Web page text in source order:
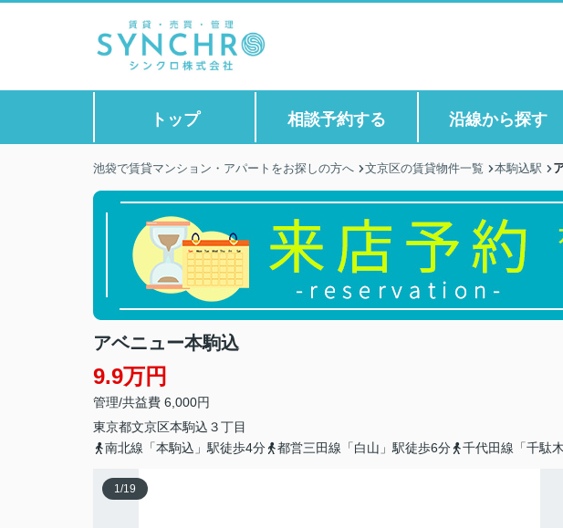
トップ 相談予約する 沿線から探す
池袋で賃貸マンション・アパートをお探しの方へ 文京区の賃貸物件一覧 本駒込駅
アベニュー本駒込
9.9万円
管理/共益費 6,000円
東京都文京区本駒込 ３丁目
南北線「本駒込」駅徒歩4分
都営三田線「白山」駅徒歩6分 千代田線「千駄
1/19